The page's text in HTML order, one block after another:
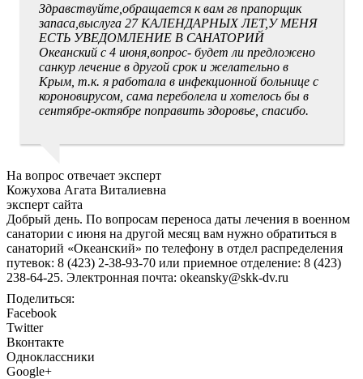
Здравствуйте,обращается к вам гв прапорщик
запаса,выслуга 27 КАЛЕНДАРНЫХ ЛЕТ,У МЕНЯ
ЕСТЬ УВЕДОМЛЕНИЕ В САНАТОРИЙ
Океанский с 4 июня,вопрос- будет ли предложено
санкур лечение в другой срок и желательно в
Крым, т.к. я работала в инфекционной больнице с
короновирусом, сама переболела и хотелось бы в
сентябре-октябре поправить здоровье, спасибо.
На вопрос отвечает эксперт
Кожухова Агата Виталиевна
эксперт сайта
Добрый день. По вопросам переноса даты лечения в военном
санатории с июня на другой месяц вам нужно обратиться в
санаторий «Океанский» по телефону в отдел распределения
путевок: 8 (423) 2-38-93-70 или приемное отделение: 8 (423)
238-64-25. Электронная почта: okeansky@skk-dv.ru
Поделиться:
Facebook
Twitter
Вконтакте
Одноклассники
Google+